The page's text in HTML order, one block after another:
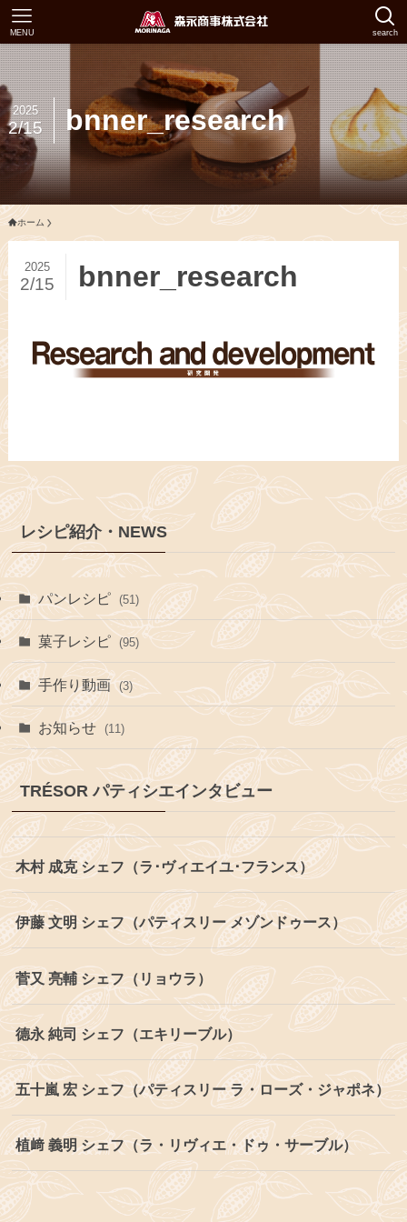
search
MENU
bnner_research
2025
2/15
ホーム
bnner_research
2025
2/15
レシピ紹介・NEWS
パンレシピ (51)
菓子レシピ (95)
手作り動画 (3)
お知らせ (11)
TRÉSOR パティシエインタビュー
木村 成克 シェフ（ラ･ヴィエイユ･フランス）
伊藤 文明 シェフ（パティスリー メゾンドゥース）
菅又 亮輔 シェフ（リョウラ）
德永 純司 シェフ（エキリーブル）
五十嵐 宏 シェフ（パティスリー ラ・ローズ・ジャポネ）
植﨑 義明 シェフ（ラ・リヴィエ・ドゥ・サーブル）